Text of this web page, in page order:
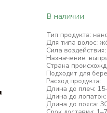
В наличии
Тип продукта:
Для типа волос:
Сила
Назначение:
Страна
Подходит для
Расход продукта:
Длина до плеч:
Длина до
Длина до пояса: